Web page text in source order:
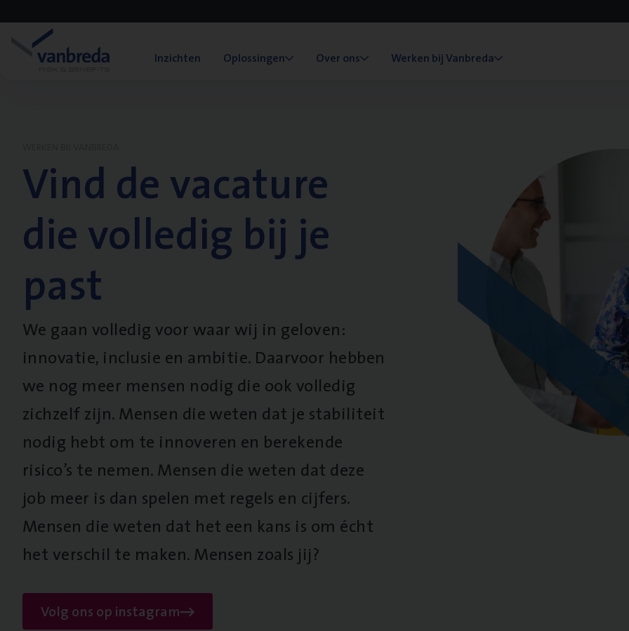
Inzichten Oplossingen Over ons Werken bij Vanbreda
Vind de vacature
die volledig bij je
past
We gaan volledig voor waar wij in geloven:
innovatie, inclusie en ambitie. Daarvoor hebben
we nog meer mensen nodig die ook volledig
zichzelf zijn. Mensen die weten dat je stabiliteit
nodig hebt om te innoveren en berekende
risico’s te nemen. Mensen die weten dat deze
job meer is dan spelen met regels en cijfers.
Mensen die weten dat het een kans is om écht
het verschil te maken. Mensen zoals jij?
Volg ons op instagram